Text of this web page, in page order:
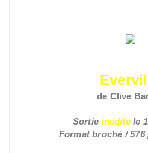
de Clive
Sortieinéditele
Format broché / 576